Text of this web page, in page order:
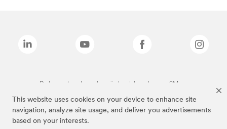
This website uses cookies on your device to enhance site
navigation, analyze site usage, and deliver you advertisements
based on your interests.
De bovenstaande merken zijn handelsmerken van 3M.we